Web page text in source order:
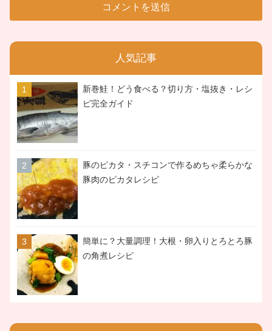
人気記事
新巻鮭！どう食べる？切り方・塩抜き・レシ
ピ完全ガイド
豚のピカタ・スチコンで作るめちゃ柔らかな
豚肉のピカタレシピ
簡単に？大量調理！大根・卵入りとろとろ豚
の角煮レシピ